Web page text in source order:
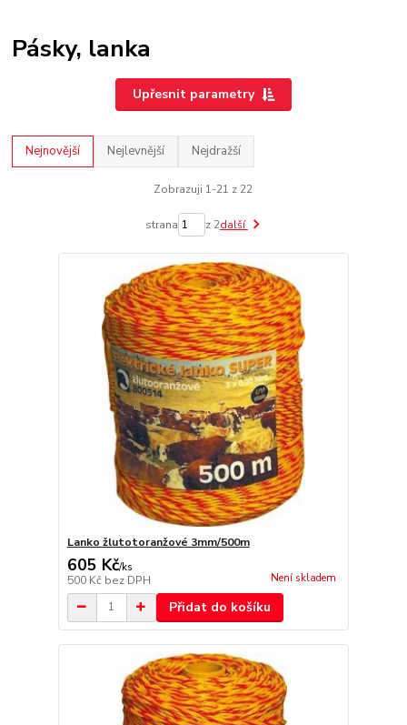
Pásky, lanka
Upřesnit parametry
Nejnovější Nejlevnější Nejdražší
Zobrazuji 1-21 z 22
strana z 2další
Lanko žlutotoranžové 3mm/500m
605 Kč/ks
500 Kč bez DPH Není skladem
Přidat do košíku